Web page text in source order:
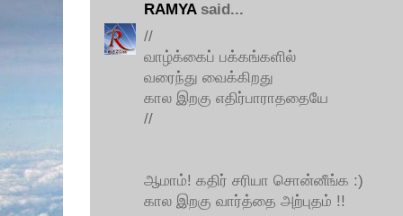
RAMYAsaid...
//
வாழ்க்கைப் பக்கங்களில்
வரைந்து வைக்கிறது
கால இறகு எதிர்பாராததையே
//
ஆமாம்! கதிர் சரியா சொன்னீங்க :)
கால இறகு வார்த்தை அற்புதம் !!